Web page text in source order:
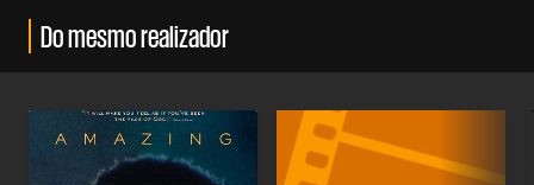
Do mesmo realizador